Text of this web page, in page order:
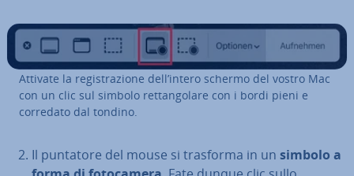
Attivate la re­gi­stra­zio­ne dell’intero schermo del vostro Mac
con un clic sul simbolo ret­tan­go­la­re con i bordi pieni e
corredato dal tondino.
Il puntatore del mouse si trasforma in un simbolo a